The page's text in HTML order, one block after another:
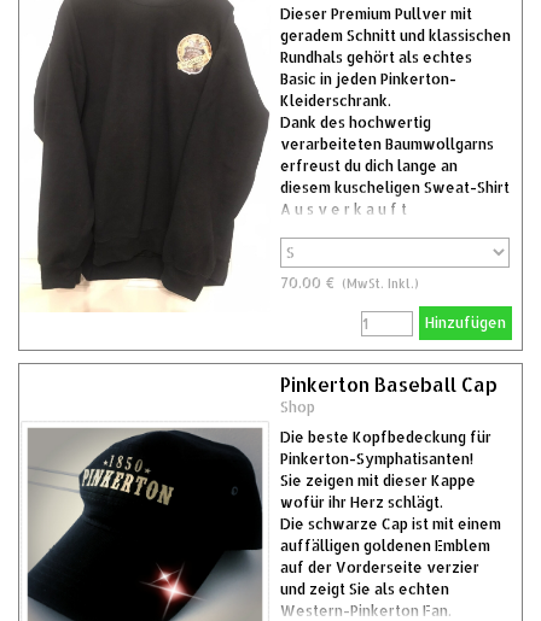
Dieser Premium Pullver mit
geradem Schnitt und klassischen
Rundhals gehört als echtes
Basic in jeden Pinkerton-
Kleiderschrank.
Dank des hochwertig
verarbeiteten Baumwollgarns
erfreust du dich lange an
diesem kuscheligen Sweat-Shirt
A u s v e r k a u f t
70.00 € (MwSt. Inkl.)
Hinzufügen
Pinkerton Baseball Cap
Shop
Die beste Kopfbedeckung für
Pinkerton-Symphatisanten!
Sie zeigen mit dieser Kappe
wofür ihr Herz schlägt.
Die schwarze Cap ist mit einem
auffälligen goldenen Emblem
auf der Vorderseite verzier
und zeigt Sie als echten
Western-Pinkerton Fan.